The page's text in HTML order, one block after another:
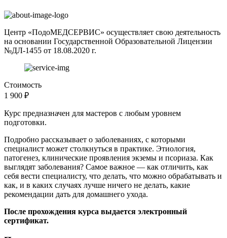
Центр «ПодоМЕДСЕРВИС» осуществляет свою деятельность
на основании Государственной Образовательной Лицензии
№ДЛ-1455 от 18.08.2020 г.
Стоимость
1 900 ₽
Курс предназначен для мастеров с любым уровнем
подготовки.
Подробно рассказывает о заболеваниях, с которыми
специалист может столкнуться в практике. Этиология,
патогенез, клинические проявления экземы и псориаза. Как
выглядят заболевания? Самое важное — как отличить, как
себя вести специалисту, что делать, что можно обрабатывать и
как, и в каких случаях лучше ничего не делать, какие
рекомендации дать для домашнего ухода.
После прохождения курса выдается электронный
сертификат.